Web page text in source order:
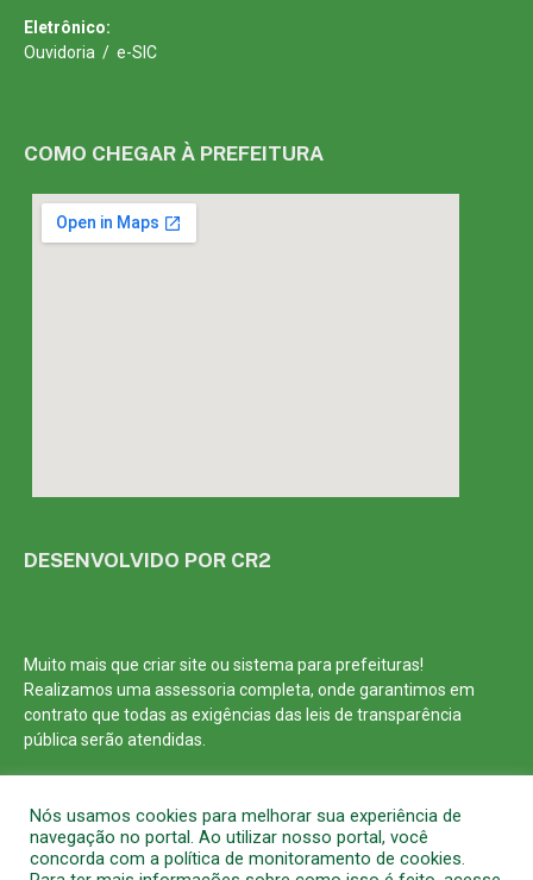
Eletrônico:
Ouvidoria / e-SIC
COMO CHEGAR À PREFEITURA
DESENVOLVIDO POR CR2
Muito mais que criar site ou sistema para prefeituras!
Realizamos umaassessoriacompleta, onde garantimos em
contrato que todas as exigências das leis de transparência
públicaserão atendidas.
Nós usamos cookies para melhorar sua experiência de
navegação no portal. Ao utilizar nosso portal, você
concorda com a política de monitoramento de cookies.